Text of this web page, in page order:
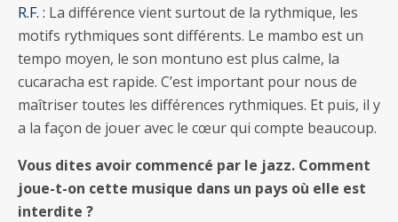
R.F. : La différence vient surtout de la rythmique, les
motifs rythmiques sont différents. Le mambo est un
tempo moyen, le son montuno est plus calme, la
cucaracha est rapide. C’est important pour nous de
maîtriser toutes les différences rythmiques. Et puis, il y
a la façon de jouer avec le cœur qui compte beaucoup.
Vous dites avoir commencé par le jazz. Comment
joue-t-on cette musique dans un pays où elle est
interdite ?